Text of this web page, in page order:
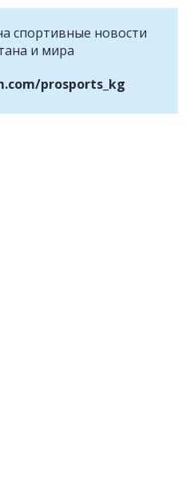
cпортивные новости
и мира
prosports_kg